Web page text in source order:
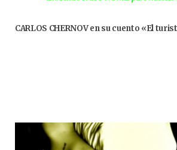
CARLOS CHERNOV en su cuento «El